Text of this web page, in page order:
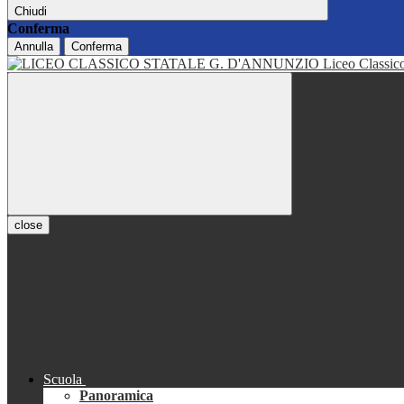
Chiudi
Conferma
Annulla Conferma
Liceo
close
Scuola
Panoramica